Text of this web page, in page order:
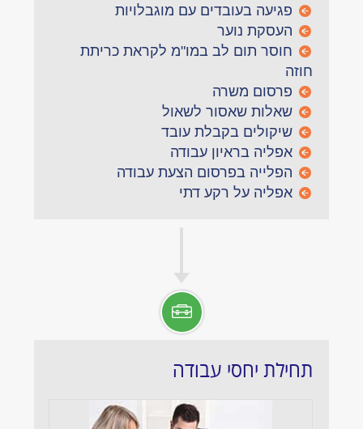
פגיעה בעובדים עם מוגבלויות
העסקת נוער
חוסר תום לב במו"מ לקראת כריתת
חוזה
פרסום משרה
שאלות שאסור לשאול
שיקולים בקבלת עובד
אפליה בראיון עבודה
הפלייה בפרסום הצעת עבודה
אפליה על רקע דתי
תחילת יחסי עבודה